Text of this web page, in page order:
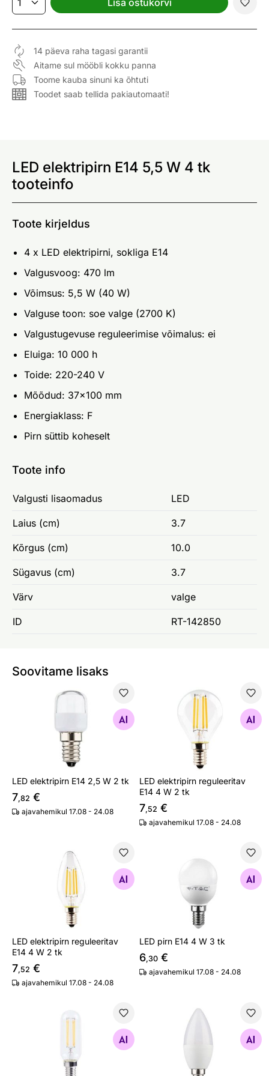
14 päeva raha tagasi garantii
Aitame sul mööbli kokku panna
Toome kauba sinuni ka õhtuti
Toodet saab tellida pakiautomaati!
LED elektripirn E14 5,5 W 4 tk
tooteinfo
Toote kirjeldus
4 x LED elektripirni, sokliga E14
Valgusvoog: 470 lm
Võimsus: 5,5 W (40 W)
Valguse toon: soe valge (2700 K)
Valgustugevuse reguleerimise võimalus: ei
Eluiga: 10 000 h
Toide: 220-240 V
Mõõdud: 37x100 mm
Energiaklass: F
Pirn süttib koheselt
Toote info
Valgusti lisaomadus LED
Laius (cm) 3.7
Kõrgus (cm) 10.0
Sügavus (cm) 3.7
Värv valge
ID RT-142850
Soovitame lisaks
LED elektripirn E14 2,5 W 2 tk
7,82 €
ajavahemikul 17.08 - 24.08
LED elektripirn reguleeritav
Otsi sarnaseid
LED elektripirn reguleeritav
E14 4 W 2 tk
7,52 €
ajavahemikul 17.08 - 24.08
LED elektripirn reguleeritav E14 4 W 2 tk
Otsi sarnaseid
LED elektripirn reguleeritav
E14 4 W 2 tk
7,52 €
ajavahemikul 17.08 - 24.08
LED pirn E14 4 W 3 tk
LED pirn E14 4 W 3 tk
6,30 €
ajavahemikul 17.08 - 24.08
LED elektripirn hõõgniidiga E14 2 WLED elektripirn reguleeritav